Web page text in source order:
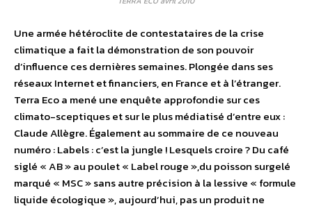
Une armée hétéroclite de contestataires de la crise
climatique a fait la démonstration de son pouvoir
d’influence ces dernières semaines. Plongée dans ses
réseaux Internet et financiers, en France et à l’étranger.
Terra Eco a mené une enquête approfondie sur ces
climato-sceptiques et sur le plus médiatisé d’entre eux :
Claude Allègre. Également au sommaire de ce nouveau
numéro : Labels : c’est la jungle ! Lesquels croire ? Du café
siglé « AB » au poulet « Label rouge »,du poisson surgelé
marqué « MSC » sans autre précision à la lessive « formule
liquide écologique », aujourd’hui, pas un produit ne